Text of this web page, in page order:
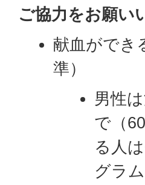
ご協力をお願い
献血ができ
準）
男性
で（
る人
グラ